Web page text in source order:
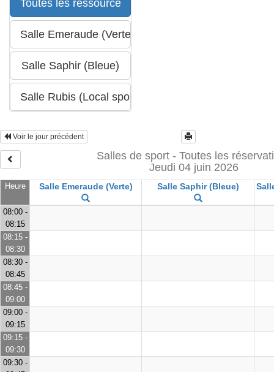
Voir le jour précédent
Salles de sport - Toutes les
Jeudi 04 juin 2026
Heure Salle Emeraude (Verte) Salle Saphir (Bleue)
08:00 -
08:15
08:15 -
08:30
08:30 -
08:45
08:45 -
09:00
09:00 -
09:15
09:15 -
09:30
09:30 -